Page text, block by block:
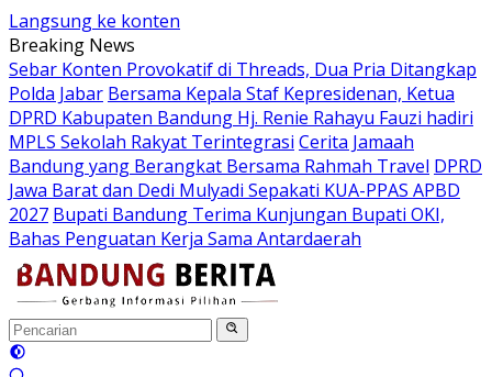
Langsung ke konten
Breaking News
Sebar Konten Provokatif di Threads, Dua Pria Ditangkap
Polda Jabar Bersama Kepala Staf Kepresidenan, Ketua
DPRD Kabupaten Bandung Hj. Renie Rahayu Fauzi hadiri
MPLS Sekolah Rakyat Terintegrasi Cerita Jamaah
Bandung yang Berangkat Bersama Rahmah Travel DPRD
Jawa Barat dan Dedi Mulyadi Sepakati KUA-PPAS APBD
2027 Bupati Bandung Terima Kunjungan Bupati OKI,
Bahas Penguatan Kerja Sama Antardaerah